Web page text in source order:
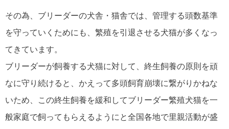
その為、ブリーダーの犬舎・猫舎では、管理する頭数基準
を守っていくためにも、繁殖を引退させる犬猫が多くなっ
てきています。
ブリーダーが飼養する犬猫に対して、終生飼養の原則を頑
なに守り続けると、かえって多頭飼育崩壊に繋がりかねな
いため、この終生飼養を緩和してブリーダー繁殖犬猫を一
般家庭で飼ってもらえるようにと全国各地で里親活動が盛